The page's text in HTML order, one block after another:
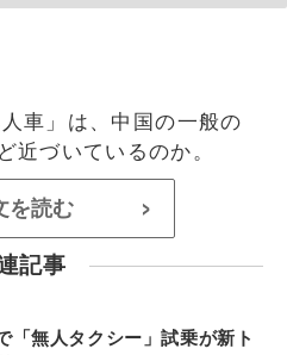
車」は、中国の一般の
近づいているのか。
を読む >
記事
「無人タクシー」試乗が新ト